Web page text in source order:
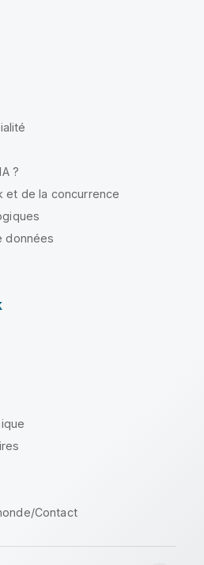
?
et de la concurrence
données
Contact